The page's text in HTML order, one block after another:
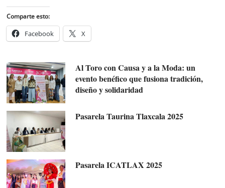
Comparte esto:
Facebook X
Al Toro con Causa y a la Moda: un
evento benéfico que fusiona tradición,
diseño y solidaridad
Pasarela Taurina Tlaxcala 2025
Pasarela ICATLAX 2025